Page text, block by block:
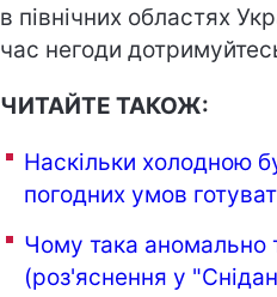
в північних областях
час негоди
ЧИТАЙТЕ ТАКОЖ:
Наскільки холодною
погодних умов
Чому така аномально
(роз'яснення у